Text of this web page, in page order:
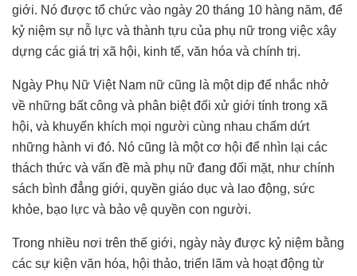
giới. Nó được tổ chức vào ngày 20 tháng 10 hàng năm, để
kỷ niệm sự nỗ lực và thành tựu của phụ nữ trong việc xây
dựng các giá trị xã hội, kinh tế, văn hóa và chính trị.
Ngày Phụ Nữ Việt Nam nữ cũng là một dịp để nhắc nhở
về những bất công và phân biệt đối xử giới tính trong xã
hội, và khuyến khích mọi người cùng nhau chấm dứt
những hành vi đó. Nó cũng là một cơ hội để nhìn lại các
thách thức và vấn đề mà phụ nữ đang đối mặt, như chính
sách bình đẳng giới, quyền giáo dục và lao động, sức
khỏe, bạo lực và bảo vệ quyền con người.
Trong nhiều nơi trên thế giới, ngày này được kỷ niệm bằng
các sự kiện văn hóa, hội thảo, triển lãm và hoạt động từ